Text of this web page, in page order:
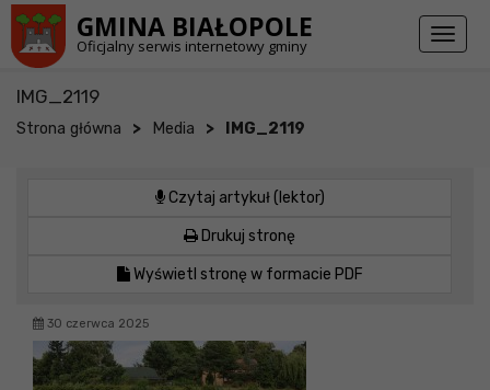
GMINA BIAŁOPOLE
Oficjalny serwis internetowy gminy
Toggle
IMG_2119
Strona główna > Media > IMG_2119
Czytaj artykuł (lektor)
Drukuj stronę
Wyświetl stronę w formacie PDF
30 czerwca 2025